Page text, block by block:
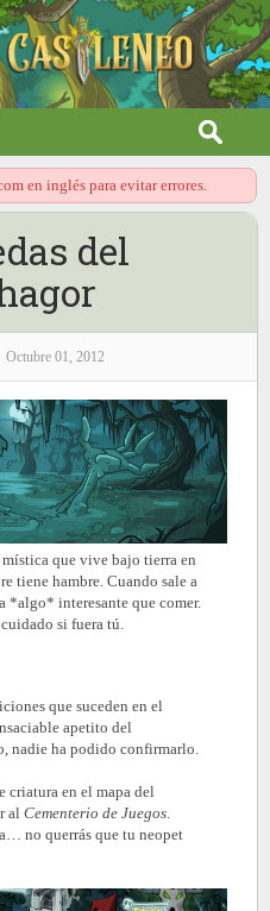
en inglés para evitar errores.
del
Octubre 01, 2012
mística que vive bajo tierra en
tiene hambre. Cuando sale a
*algo* interesante que comer.
si fuera tú.
que suceden en el
apetito del
nadie ha podido confirmarlo.
criatura en el mapa del
al Cementerio de Juegos
no querrás que tu neopet